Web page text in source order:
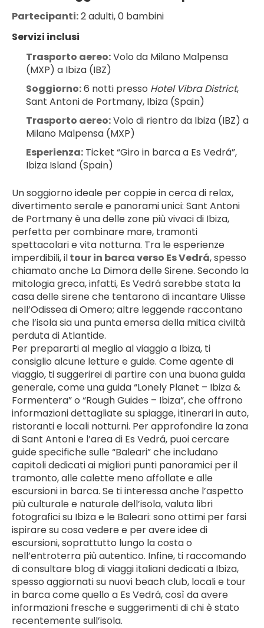
Partecipanti: 2 adulti, 0 bambini
Servizi inclusi
Trasporto aereo: Volo da Milano Malpensa
(MXP) a Ibiza (IBZ)
Soggiorno: 6 notti presso Hotel Vibra District,
Sant Antoni de Portmany, Ibiza (Spain)
Trasporto aereo: Volo di rientro da Ibiza (IBZ) a
Milano Malpensa (MXP)
Esperienza: Ticket “Giro in barca a Es Vedrá”,
Ibiza Island (Spain)
Un soggiorno ideale per coppie in cerca di relax,
divertimento serale e panorami unici: Sant Antoni
de Portmany è una delle zone più vivaci di Ibiza,
perfetta per combinare mare, tramonti
spettacolari e vita notturna. Tra le esperienze
imperdibili, il tour in barca verso Es Vedrá, spesso
chiamato anche La Dimora delle Sirene. Secondo la
mitologia greca, infatti, Es Vedrá sarebbe stata la
casa delle sirene che tentarono di incantare Ulisse
nell’Odissea di Omero; altre leggende raccontano
che l’isola sia una punta emersa della mitica civiltà
perduta di Atlantide.
Per prepararti al meglio al viaggio a Ibiza, ti
consiglio alcune letture e guide. Come agente di
viaggio, ti suggerirei di partire con una buona guida
generale, come una guida “Lonely Planet – Ibiza &
Formentera” o “Rough Guides – Ibiza”, che offrono
informazioni dettagliate su spiagge, itinerari in auto,
ristoranti e locali notturni. Per approfondire la zona
di Sant Antoni e l’area di Es Vedrá, puoi cercare
guide specifiche sulle “Baleari” che includano
capitoli dedicati ai migliori punti panoramici per il
tramonto, alle calette meno affollate e alle
escursioni in barca. Se ti interessa anche l’aspetto
più culturale e naturale dell’isola, valuta libri
fotografici su Ibiza e le Baleari: sono ottimi per farsi
ispirare su cosa vedere e per avere idee di
escursioni, soprattutto lungo la costa o
nell’entroterra più autentico. Infine, ti raccomando
di consultare blog di viaggi italiani dedicati a Ibiza,
spesso aggiornati su nuovi beach club, locali e tour
in barca come quello a Es Vedrá, così da avere
informazioni fresche e suggerimenti di chi è stato
recentemente sull’isola.